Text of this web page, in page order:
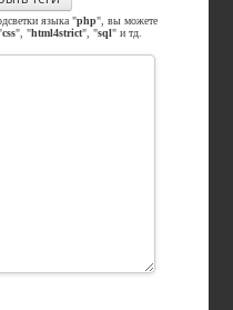
языка "php", вы можете
css", "html4strict", "sql" и тд.